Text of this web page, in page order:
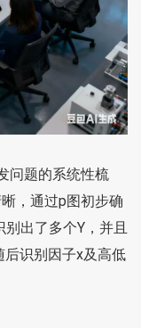
问题的系统性梳
，通过p图初步确
出了多个Y，并且
识别因子x及高低